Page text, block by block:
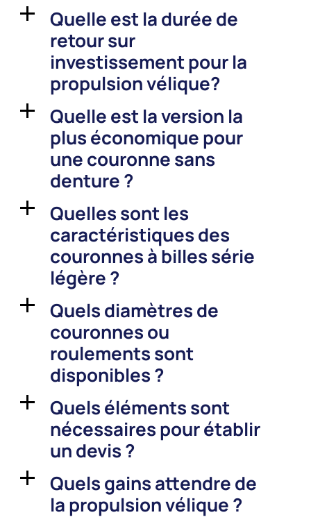
a
Quelle est la durée de
retour sur
investissement pour la
propulsion vélique?
a
Quelle est la version la
plus économique pour
une couronne sans
denture ?
a
Quelles sont les
caractéristiques des
couronnes à billes série
légère ?
a
Quels diamètres de
couronnes ou
roulements sont
disponibles ?
a
Quels éléments sont
nécessaires pour établir
un devis ?
a
Quels gains attendre de
la propulsion vélique ?